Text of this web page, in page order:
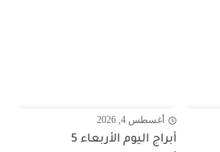
أغسطس 4, 2026
أبراج اليوم الأربعاء 5